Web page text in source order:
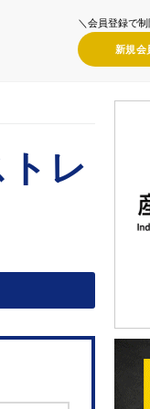
＼会員登録で
新規会
レ